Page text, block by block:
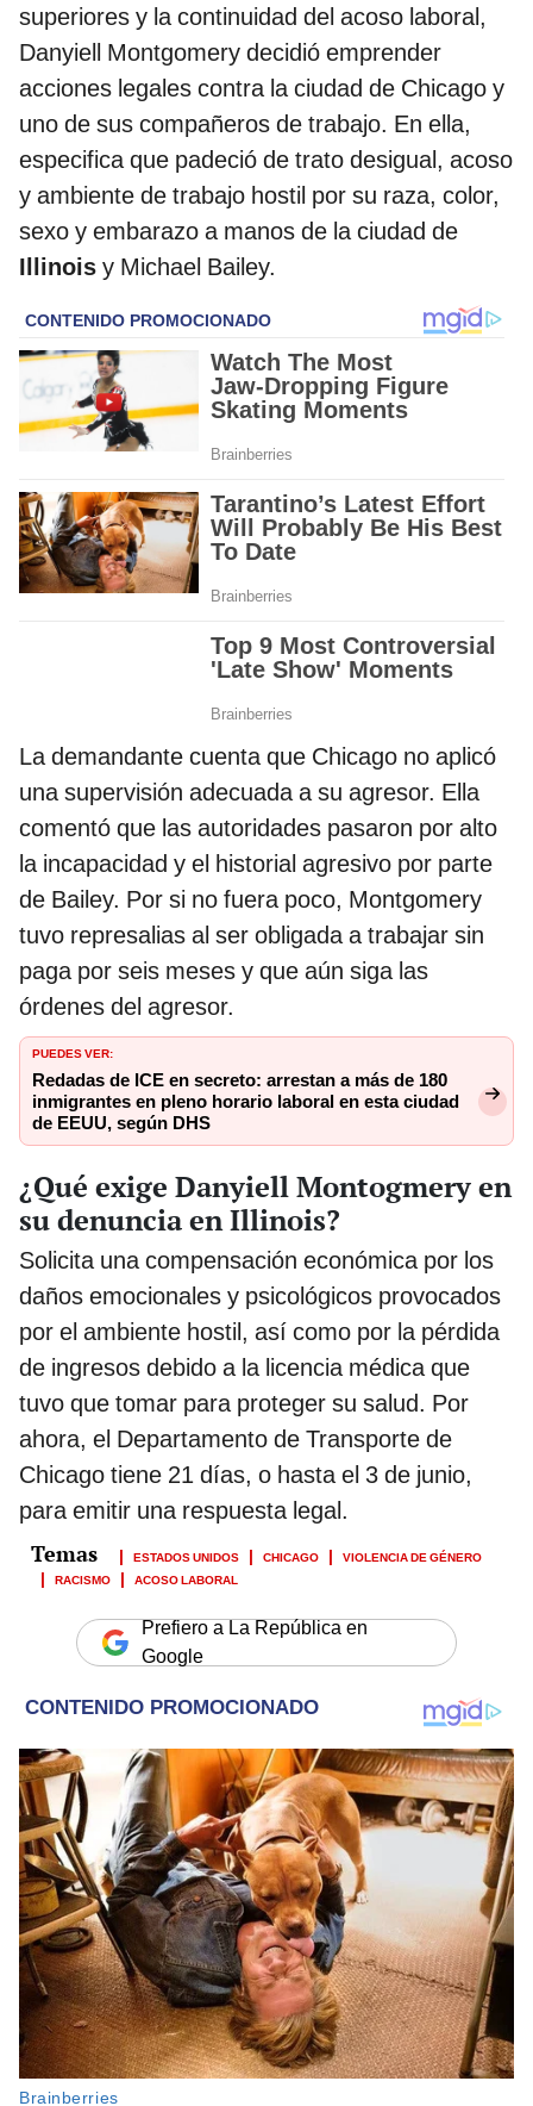
superiores y la continuidad del acoso laboral,
Danyiell Montgomery decidió emprender
acciones legales contra la ciudad de Chicago y
uno de sus compañeros de trabajo. En ella,
especifica que padeció de trato desigual, acoso
y ambiente de trabajo hostil por su raza, color,
sexo y embarazo a manos de la ciudad de
Illinois y Michael Bailey.
La demandante cuenta que Chicago no aplicó
una supervisión adecuada a su agresor. Ella
comentó que las autoridades pasaron por alto
la incapacidad y el historial agresivo por parte
de Bailey. Por si no fuera poco, Montgomery
tuvo represalias al ser obligada a trabajar sin
paga por seis meses y que aún siga las
órdenes del agresor.
PUEDES VER:
Redadas de ICE en secreto: arrestan a más de 180
inmigrantes en pleno horario laboral en esta ciudad
de EEUU, según DHS
¿Qué exige Danyiell Montogmery en
su denuncia en Illinois?
Solicita una compensación económica por los
daños emocionales y psicológicos provocados
por el ambiente hostil, así como por la pérdida
de ingresos debido a la licencia médica que
tuvo que tomar para proteger su salud. Por
ahora, el Departamento de Transporte de
Chicago tiene 21 días, o hasta el 3 de junio,
para emitir una respuesta legal.
ESTADOS UNIDOS CHICAGO
VIOLENCIA DE GÉNERO
RACISMO
ACOSO LABORAL
Prefiero a La República en
Google